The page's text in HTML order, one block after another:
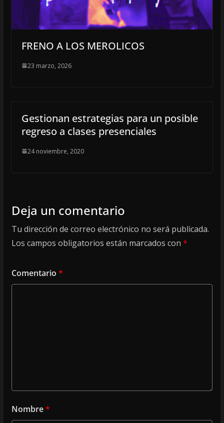
FRENO A LOS MEROLICOS
23 marzo, 2026
Gestionan estrategias para un posible
regreso a clases presenciales
24 noviembre, 2020
Deja un comentario
Tu dirección de correo electrónico no será publicada.
Los campos obligatorios están marcados con *
Comentario *
Nombre*